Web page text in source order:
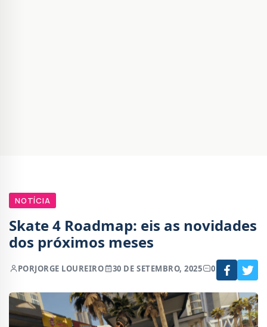
NOTÍCIA
Skate 4 Roadmap: eis as novidades
dos próximos meses
PORJORGE LOUREIRO 30 DE SETEMBRO, 2025 0